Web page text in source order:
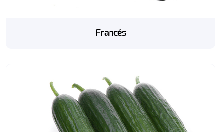
Francés